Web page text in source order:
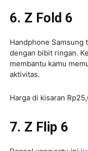
6. Z Fold 6
Handphone Samsung
dengan bibit ringan.
membantu kamu
aktivitas.
Harga di kisaran
7. Z Flip 6